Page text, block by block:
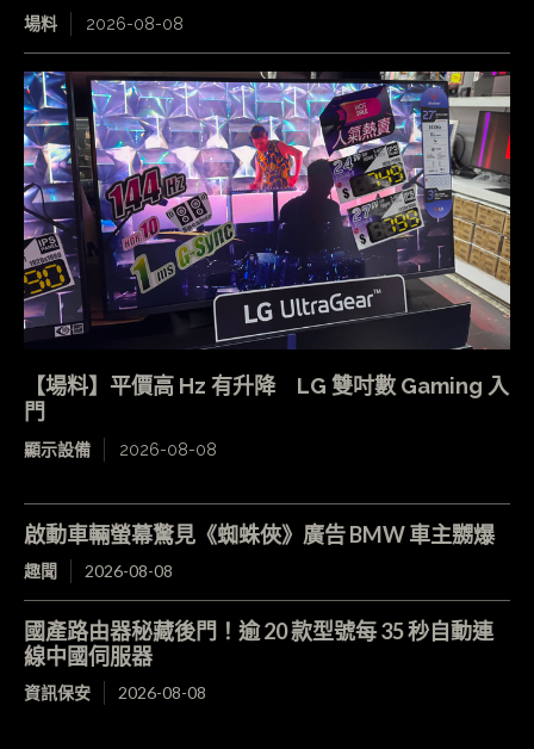
場料 2026-08-08
【場料】平價高 Hz 有升降 LG 雙吋數 Gaming 入
門
顯示設備 2026-08-08
啟動車輛螢幕驚見《蜘蛛俠》廣告 BMW 車主嬲爆
趣聞 2026-08-08
國產路由器秘藏後門！逾 20 款型號每 35 秒自動連
線中國伺服器
資訊保安 2026-08-08